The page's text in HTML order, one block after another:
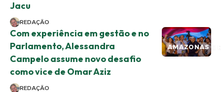
Jacu
REDAÇÃO
AMAZONAS E
Com experiência em gestão e no
Parlamento, Alessandra
Campelo assume novo desafio
como vice de Omar Aziz
REDAÇÃO